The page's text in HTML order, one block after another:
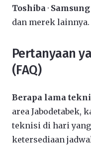
Toshiba · Samsung
dan merek lainnya.
Pertanyaan
(FAQ)
Berapa lama
area Jabodetabek,
teknisi di hari
ketersediaan